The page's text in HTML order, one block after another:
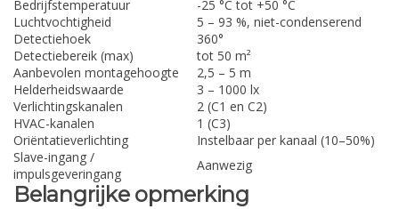
Bedrijfstemperatuur
-25 °C tot +50 °C
Luchtvochtigheid
5 – 93 %, niet-condenserend
Detectiehoek
360°
Detectiebereik (max)
tot 50 m²
Aanbevolen montagehoogte
2,5 – 5 m
Helderheidswaarde
3 – 1000 lx
Verlichtingskanalen
2 (C1 en C2)
HVAC-kanalen
1 (C3)
Oriëntatieverlichting
Instelbaar per kanaal (10–50%)
Slave-ingang /
impulsgeveringang
Aanwezig
Belangrijke opmerking